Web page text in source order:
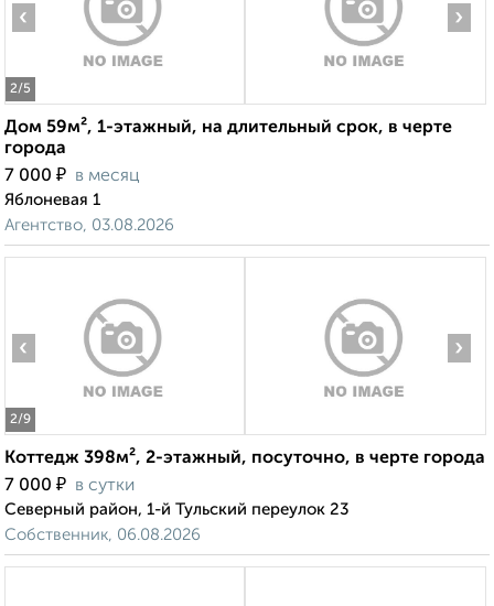
2/5
‹ ›
Дом 59м², 1-этажный, на длительный срок, в черте
города
7 000 ₽ в месяц
Яблоневая 1
Агентство, 03.08.2026
2/9
‹ ›
Коттедж 398м², 2-этажный, посуточно, в черте города
7 000 ₽ в сутки
Северный район, 1-й Тульский переулок 23
Собственник, 06.08.2026